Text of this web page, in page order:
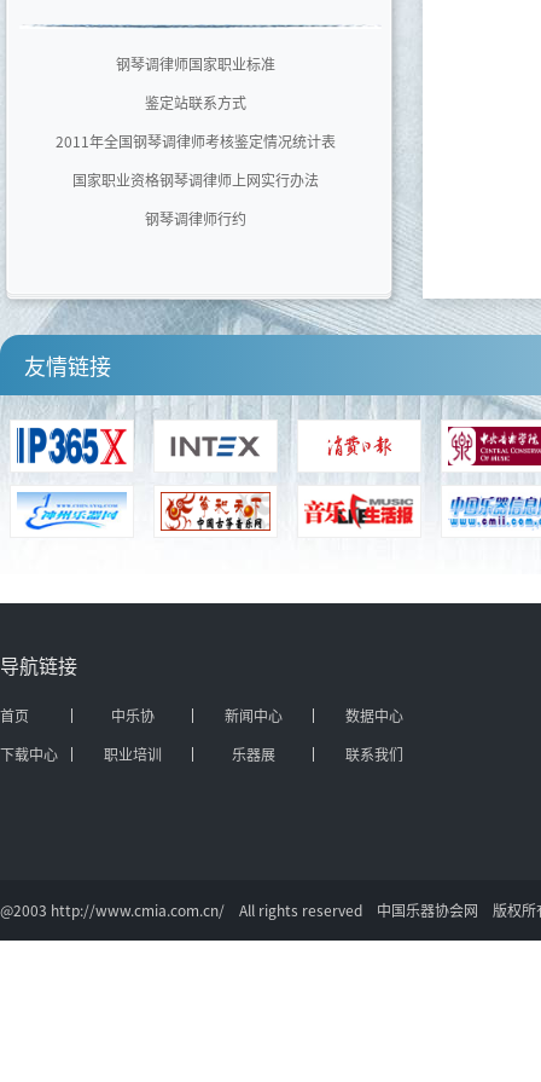
钢琴调律师国家职业标准
鉴定站联系方式
2011年全国钢琴调律师考核鉴定情况统计表
国家职业资格钢琴调律师上网实行办法
钢琴调律师行约
友情链接
导航链接
首页 中乐协 新闻中心
数据中心
下载中心
职业培训 乐器展 联系我们
@2003 http://www.cmia.com.cn/ All rights reserved 中国乐器协会网 版权